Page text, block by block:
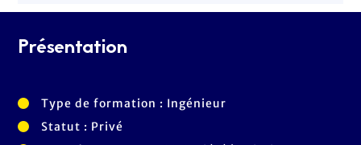
Présentation
Type de formation : Ingénieur
Statut : Privé